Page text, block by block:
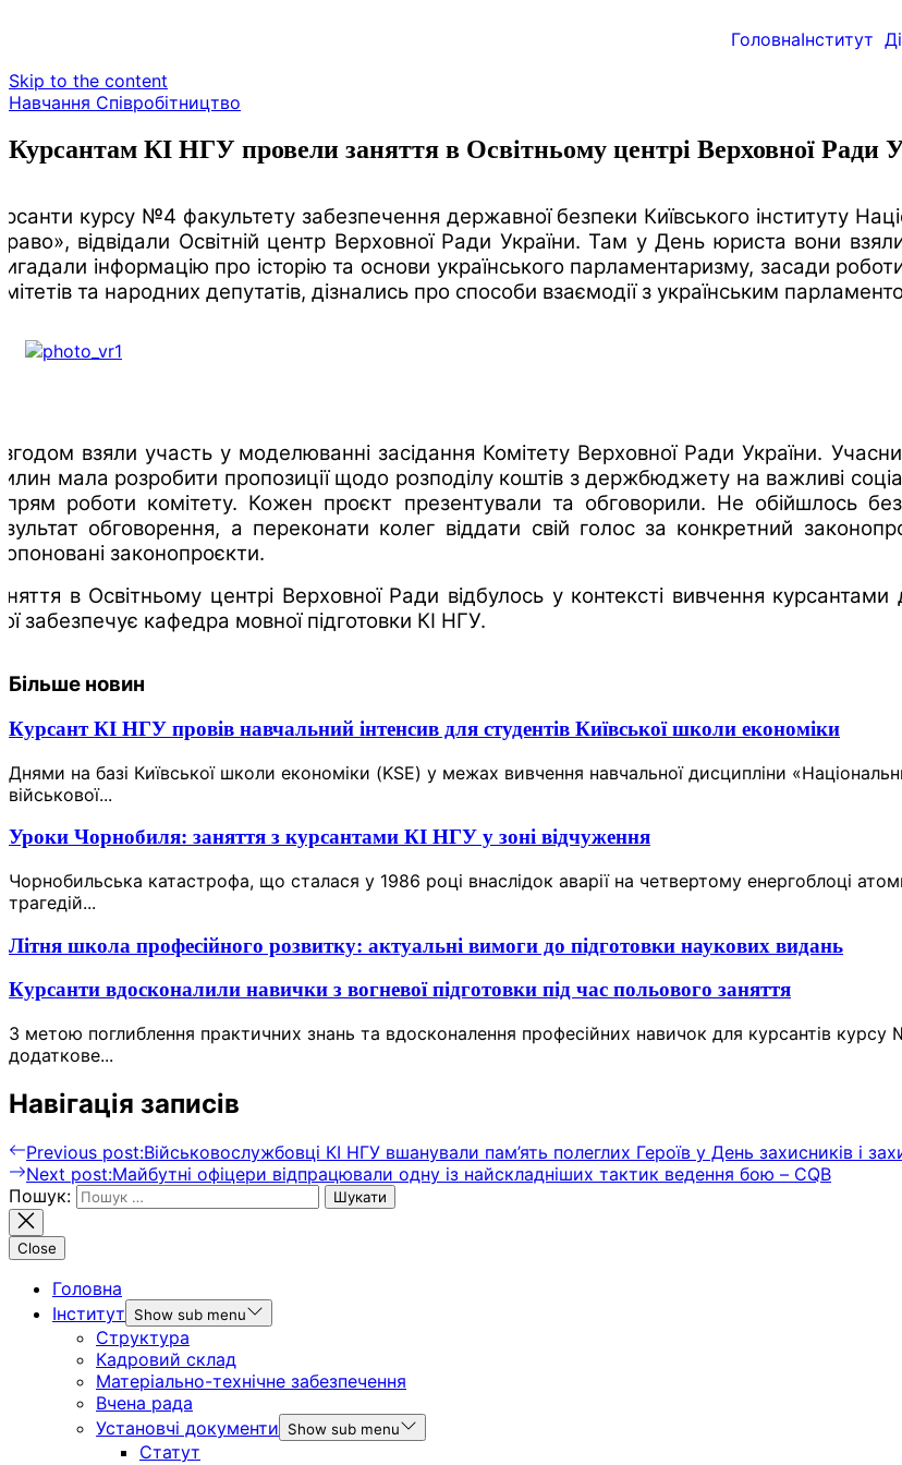
ГоловнаІнститут
Skip to the content
Навчання Співробітництво
Курсантам КІ НГУ провели заняття в Освітньому центрі Верховної Ради
курсу №4 факультету забезпечення державної безпеки Київського інституту
відвідали Освітній центр Верховної Ради України. Там у День юриста вони
інформацію про історію та основи українського парламентаризму, засади
та народних депутатів, дізнались про способи взаємодії з українським
взяли участь у моделюванні засідання Комітету Верховної Ради України.
мала розробити пропозиції щодо розподілу коштів з держбюджету на важливі
роботи комітету. Кожен проєкт презентували та обговорили. Не обійшлось
обговорення, а переконати колег віддати свій голос за конкретний
законопроєкти.
в Освітньому центрі Верховної Ради відбулось у контексті вивчення
забезпечує кафедра мовної підготовки КІ НГУ.
Більше новин
Курсант КІ НГУ провів навчальний інтенсив для студентів Київської школи економіки
Днями на базі Київської школи економіки (KSE) у межах вивчення навчальної дисципліни
військової...
Уроки Чорнобиля: заняття з курсантами КІ НГУ у зоні відчуження
Чорнобильська катастрофа, що сталася у 1986 році внаслідок аварії на четвертому енергоблоці
трагедій...
Літня школа професійного розвитку: актуальні вимоги до підготовки наукових видань
Курсанти вдосконалили навички з вогневої підготовки під час польового заняття
З метою поглиблення практичних знань та вдосконалення професійних навичок для курсантів
додаткове...
Навігація записів
Previous post:Військовослужбовці КІ НГУ вшанували пам’ять полеглих Героїв у День захисників і
Next post:Майбутні офіцери відпрацювали одну із найскладніших тактик ведення бою – CQB
Пошук:
Close
Головна
Інститут
Show sub menu
Структура
Кадровий склад
Матеріально-технічне забезпечення
Вчена рада
Установчі документи
Show sub menu
Статут